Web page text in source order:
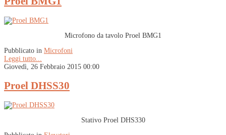
Microfono da tavolo Proel BMG1
Pubblicato in Microfoni
Leggi tutto...
Giovedì, 26 Febbraio 2015 00:00
Proel DHSS30
Stativo Proel DHS330